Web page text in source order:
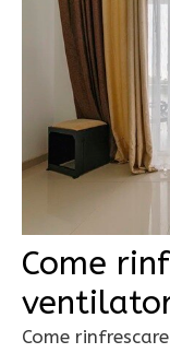
Come
Come